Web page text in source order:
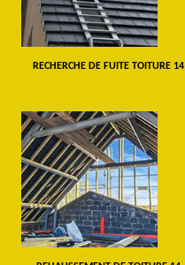
RECHERCHE DE FUITE TOITURE 14